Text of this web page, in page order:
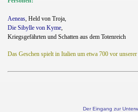
Aeneas, Held von Troja,
Die Sibylle von Kyme,
Kriegsgefährten und Schatten aus dem Totenreich
Das Geschen spielt in Italien um etwa 700 vor
Der Eingang zur